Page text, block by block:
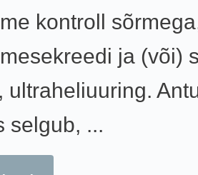
kontroll
ja (või)
ultraheliuuring.
selgub, ...